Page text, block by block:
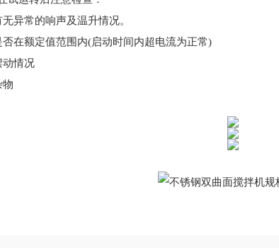
异常的响声及温升情况。
否在额定值范围内(启动时间内超电流为正常)
动情况
物